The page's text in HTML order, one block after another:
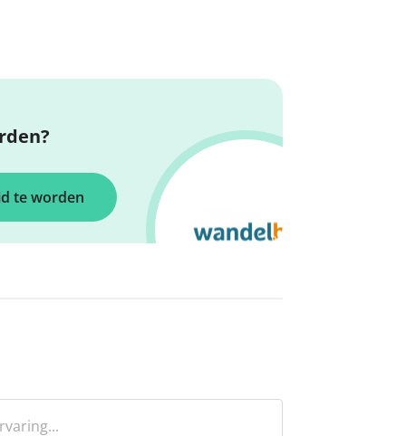
te worden